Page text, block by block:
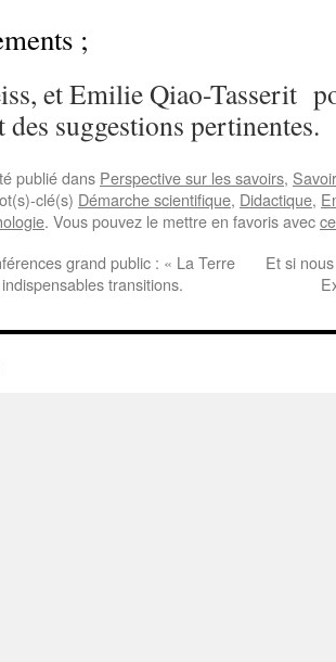
;
et Emilie Qiao-Tasserit
suggestions pertinentes.
publié dans Perspective sur les savoirs,
clé(s) Démarche scientifique, Didactique,
. Vous pouvez le mettre en favoris avec
grand public : « La Terre
transitions.
Et si